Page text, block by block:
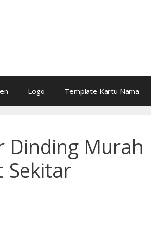
Logo Template Kartu Nama
Dinding Murah
Sekitar